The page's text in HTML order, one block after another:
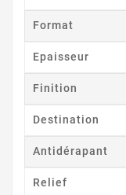
Format
Epaisseur
Finition
Destination
Antidérapant
Relief